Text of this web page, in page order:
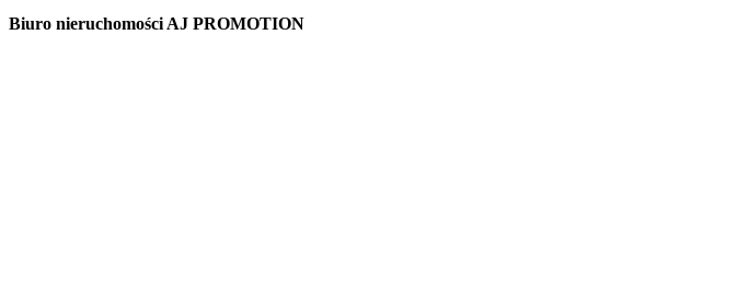
Biuro nieruchomości AJ PROMOTION